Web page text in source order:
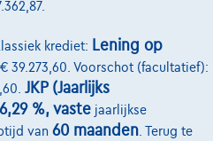
krediet: Lening op
39.273,60. Voorschot (facultatief):
JKP (Jaarlijks
%, vaste jaarlijkse
van 60 maanden . Terug te